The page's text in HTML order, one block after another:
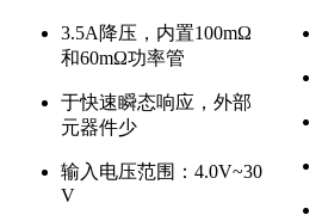
3.5A降压，内置100mΩ
和60mΩ功率管
于快速瞬态响应，外部
元器件少
输入电压范围：4.0V~30
V